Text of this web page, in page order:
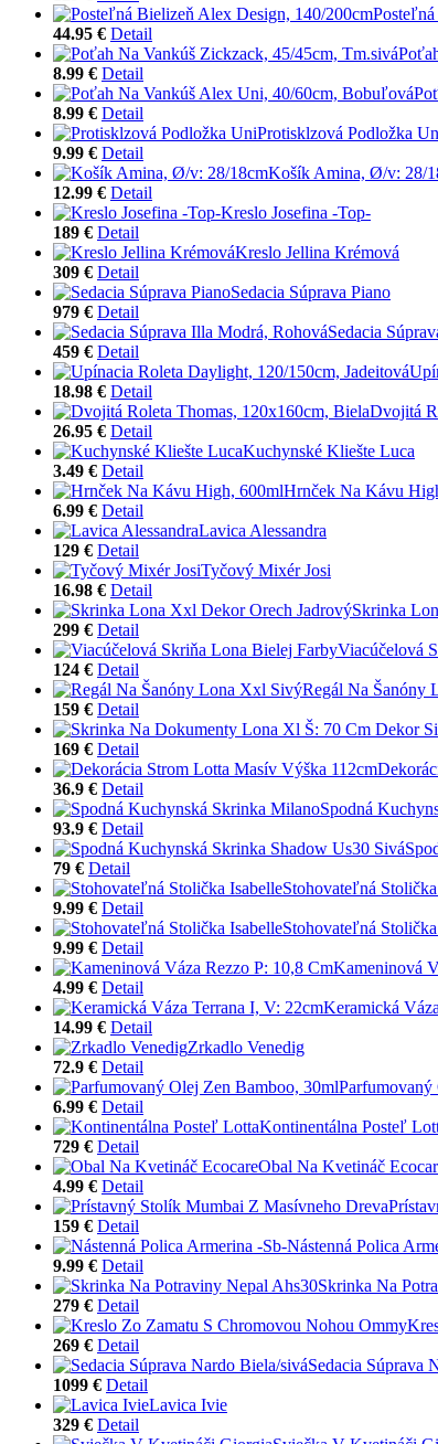
44.95 € Detail
8.99 € Detail
8.99 € Detail
Protisklzová Podložka
9.99 € Detail
Košík Amina, Ø/v: 28/
12.99 € Detail
Kreslo Josefina -Top-
189 € Detail
Kreslo Jellina Krémová
309 € Detail
Sedacia Súprava Piano
979 € Detail
Sedacia
459 € Detail
18.98 € Detail
Dvojitá
26.95 € Detail
Kuchynské Kliešte Luca
3.49 € Detail
Hrnček Na Kávu
6.99 € Detail
Lavica Alessandra
129 € Detail
Tyčový Mixér Josi
16.98 € Detail
Skrinka
299 € Detail
Viacúčelová
124 € Detail
Regál Na Šanóny
159 € Detail
169 € Detail
36.9 € Detail
Spodná
93.9 € Detail
79 € Detail
Stohovateľná
9.99 € Detail
Stohovateľná
9.99 € Detail
Kameninová
4.99 € Detail
Keramická
14.99 € Detail
Zrkadlo Venedig
72.9 € Detail
6.99 € Detail
Kontinentálna Posteľ
729 € Detail
Obal Na Kvetináč
4.99 € Detail
159 € Detail
Nástenná Polica
9.99 € Detail
Skrinka Na
279 € Detail
269 € Detail
Sedacia Súprava
1099 € Detail
Lavica Ivie
329 € Detail